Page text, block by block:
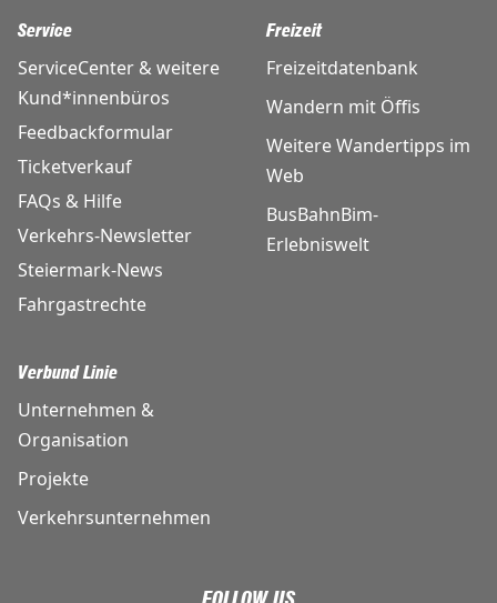
Service
ServiceCenter & weitere
Kund*innenbüros
Feedbackformular
Ticketverkauf
FAQs & Hilfe
Verkehrs-Newsletter
Steiermark-News
Fahrgastrechte
Freizeit
Freizeitdatenbank
Wandern mit Öffis
Weitere Wandertipps im
Web
BusBahnBim-
Erlebniswelt
Verbund Linie
Unternehmen &
Organisation
Projekte
Verkehrsunternehmen